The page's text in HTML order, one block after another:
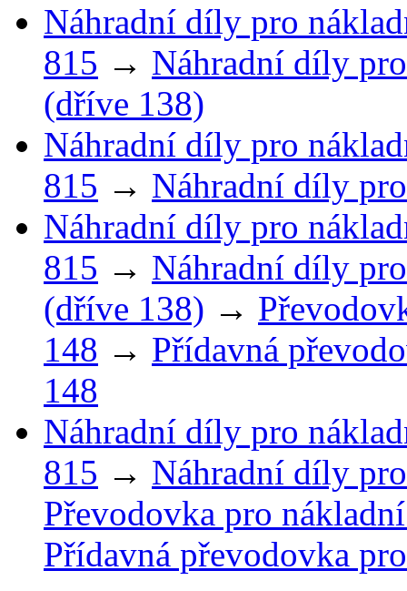
Náhradní díly pro
815 → Náhradní díly
(dříve 138)
Náhradní díly pro
815 → Náhradní díly
Náhradní díly pro
815 → Náhradní díly
(dříve 138) →
148 → Přídavná
148
Náhradní díly pro
815 → Náhradní díly
Převodovka pro
Přídavná převodovka